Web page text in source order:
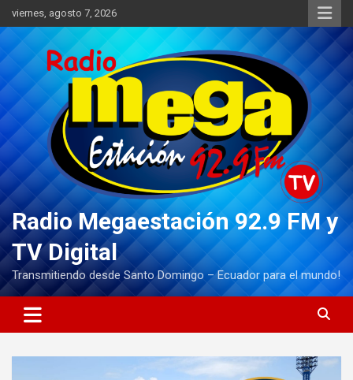
Saltar
al
contenido
viernes, agosto 7, 2026
Radio Megaestación 92.9 FM y
TV Digital
Transmitiendo desde Santo Domingo – Ecuador para el mundo!